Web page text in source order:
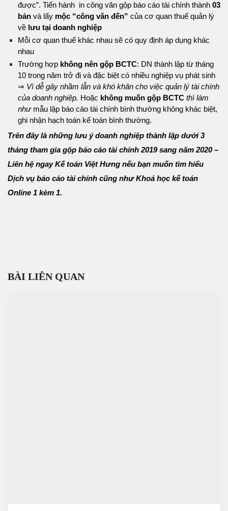
được”. Tiến hành in công văn gộp báo cáo tài chính thành03
bảnvà lấy mộc “công văn đến” của cơ quan thuế quản lý
vềlưu tại doanh nghiệp
Mỗi cơ quan thuế khác nhau sẽ có quy định áp dụng khác
nhau
Trường hợp không nên gộp BCTC: DN thành lập từ tháng
10 trong năm trở đi và đặc biệt có nhiều nghiệp vụ phát sinh
⇒ Vì dễ gây nhầm lẫn và khó khăn cho việc quản lý tài chính
của doanh nghiệp. Hoặc không muốn gộp BCTCthì làm
nhưmẫu lập báo cáo tài chính bình thường không khác biệt,
ghi nhận hạch toán kế toán bình thường.
Trên đây là những lưu ý doanh nghiệp thành lập dưới 3
tháng tham gia gộp báo cáo tài chính 2019 sang năm 2020 –
Liên hệ ngay Kế toán Việt Hưng nếu bạn muốn tìm hiểu
Dịch vụ báo cáo tài chính cũng như Khoá học kế toán
Online 1 kèm 1.
BÀI LIÊN QUAN